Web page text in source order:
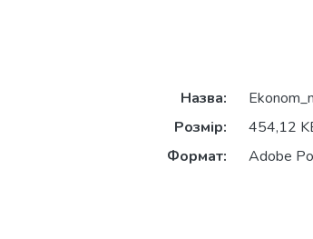
Назва:
Розмір:
454,12
Формат:
Adobe